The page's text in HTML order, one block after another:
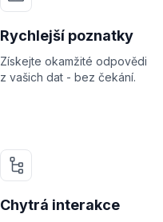
Rychlejší poznatky
Získejte okamžité odpovědi
z vašich dat - bez čekání.
Chytrá interakce